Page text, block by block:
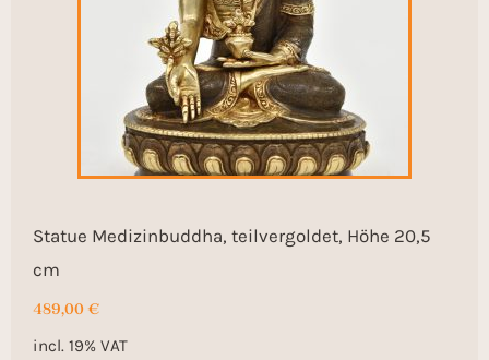
Statue Medizinbuddha, teilvergoldet, Höhe 20,5
cm
489,00€
incl. 19% VAT